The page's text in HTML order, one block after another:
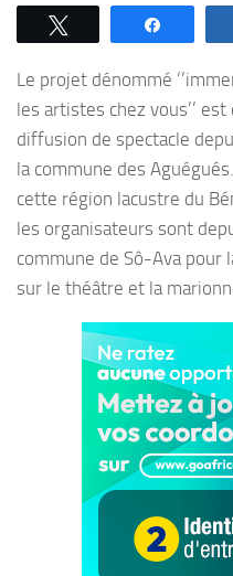
Le projet dénommé
les artistes chez vous’’
diffusion de spectacle
la commune des
cette région lacustre du
les organisateurs sont
commune de Sô-Ava pour
sur le théâtre et la